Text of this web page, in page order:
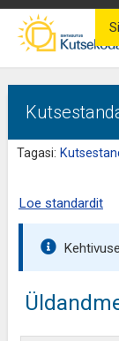
Tagasi:
Loe standardit